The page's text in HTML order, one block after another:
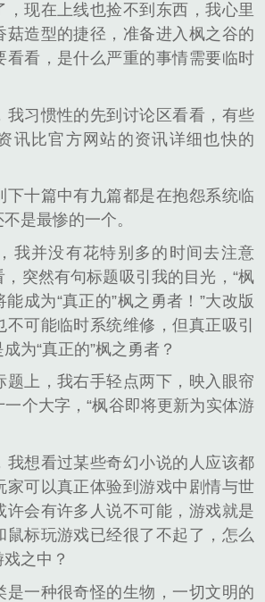
，现在上线也捡不到东西，我心里
菇造型的捷径，准备进入枫之谷的
看看，是什么严重的事情需要临时
我习惯性的先到讨论区看看，有些
讯比官方网站的资讯详细也快的
下十篇中有九篇都是在抱怨系统临
是最惨的一个。
我并没有花特别多的时间去注意
突然有句标题吸引我的目光，“枫
成为“真正的”枫之勇者！”大改版
可能临时系统维修，但真正吸引
为“真正的”枫之勇者？
题上，我右手轻点两下，映入眼帘
个大字，“枫谷即将更新为实体游
我想看过某些奇幻小说的人应该都
家可以真正体验到游戏中剧情与世
许会有许多人说不可能，游戏就是
鼠标玩游戏已经很了不起了，怎么
之中？
是一种很奇怪的生物，一切文明的